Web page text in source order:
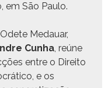
em São Paulo.
Medauar,
Cun­ha, reúne
entre o Dire­ito
e os